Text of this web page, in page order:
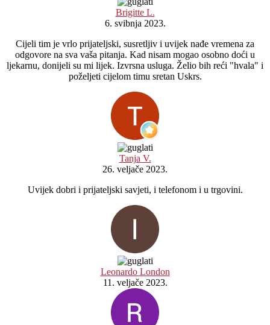
Brigitte L.
6. svibnja 2023.
Cijeli tim je vrlo prijateljski, susretljiv i uvijek nađe vremena za
odgovore na sva vaša pitanja. Kad nisam mogao osobno doći u
ljekarnu, donijeli su mi lijek. Izvrsna usluga. Želio bih reći "hvala" i
poželjeti cijelom timu sretan Uskrs.
Tanja V.
26. veljače 2023.
Uvijek dobri i prijateljski savjeti, i telefonom i u trgovini.
Leonardo London
11. veljače 2023.